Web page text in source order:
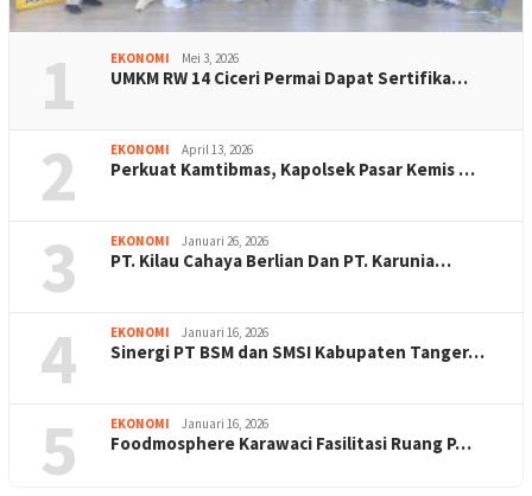
1 EKONOMI Mei 3, 2026
UMKM RW 14 Ciceri Permai Dapat Sertifika…
2 EKONOMI April 13, 2026
Perkuat Kamtibmas, Kapolsek Pasar Kemis …
3 EKONOMI Januari 26, 2026
PT. Kilau Cahaya Berlian Dan PT. Karunia…
4 EKONOMI Januari 16, 2026
Sinergi PT BSM dan SMSI Kabupaten Tanger…
5 EKONOMI Januari 16, 2026
Foodmosphere Karawaci Fasilitasi Ruang P…